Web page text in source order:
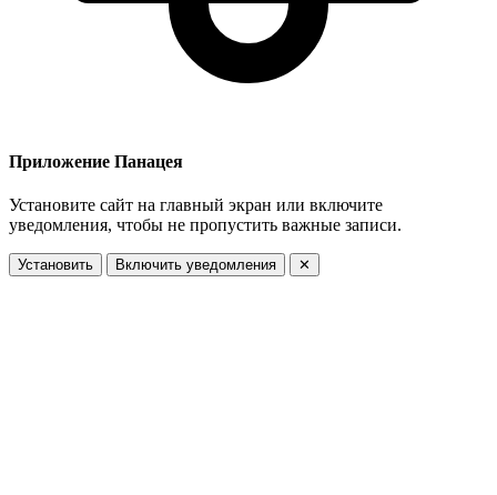
Приложение Панацея
Установите сайт на главный экран или включите
уведомления, чтобы не пропустить важные записи.
Установить Включить уведомления ✕